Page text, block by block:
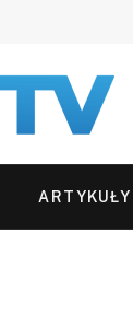
ARTYKUŁY